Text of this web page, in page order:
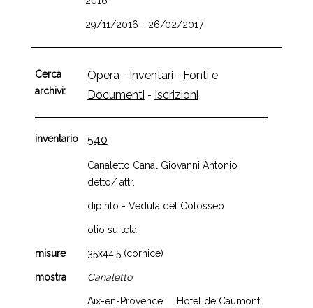
29/11/2016 - 26/02/2017
Cerca
archivi:
Opera - Inventari - Fonti e
Documenti - Iscrizioni
inventario 540
Canaletto Canal Giovanni Antonio
detto/ attr.
dipinto - Veduta del Colosseo
olio su tela
misure 35x44,5 (cornice)
mostra Canaletto
Aix-en-Provence Hotel de Caumont